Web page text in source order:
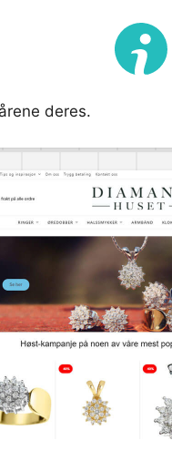
deres.